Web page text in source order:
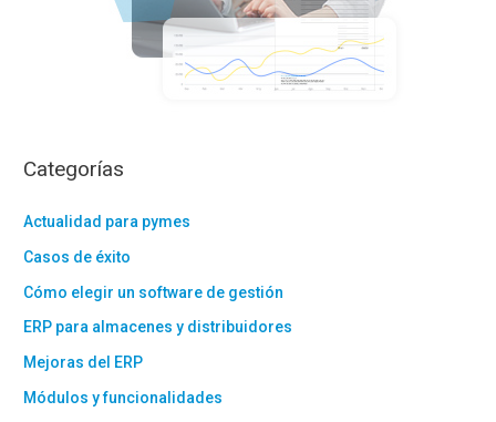
Categorías
Actualidad para pymes
Casos de éxito
Cómo elegir un software de gestión
ERP para almacenes y distribuidores
Mejoras del ERP
Módulos y funcionalidades